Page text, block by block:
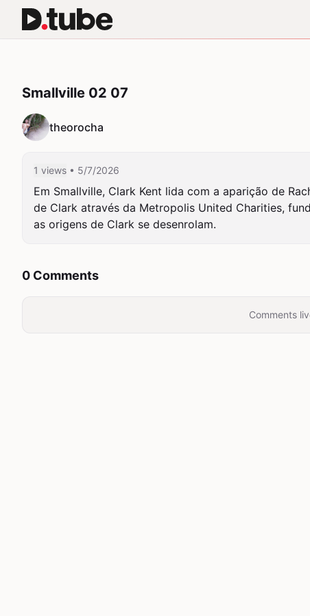
Smallville 02 07
theorocha
1 views • 5/7/2026
Em Smallville, Clark Kent lida com a aparição de
de Clark através da Metropolis United Charities,
as origens de Clark se desenrolam.
0 Comments
Comments